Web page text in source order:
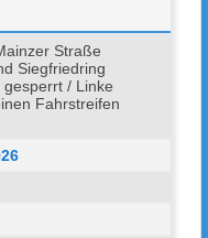
Straße
Siegfriedring
/ Linke
Fahrstreifen